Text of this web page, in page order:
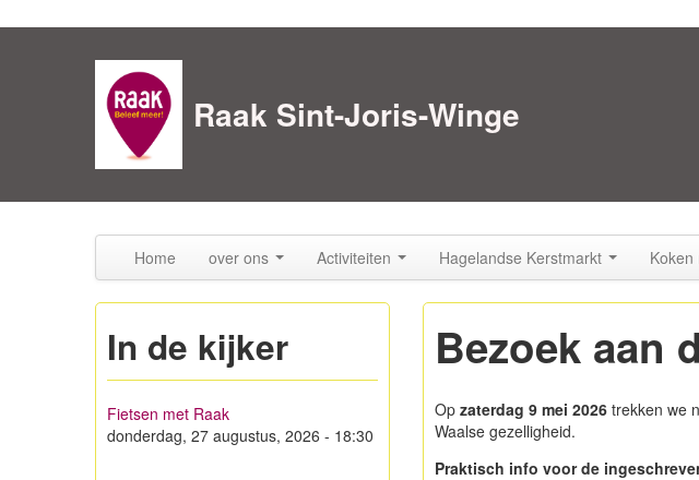
Raak Sint-Joris-Winge
Home over ons Activiteiten Hagelandse Kerstmarkt Koken
In de kijker
Fietsen met Raak
donderdag, 27 augustus, 2026 - 18:30
Bezoek aan
Op zaterdag 9 mei 2026 trekken we
Waalse gezelligheid.
Praktisch info voor de